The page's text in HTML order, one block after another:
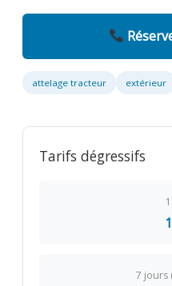
attelage tracteur extérieur
Tarifs dégressifs
7 jours